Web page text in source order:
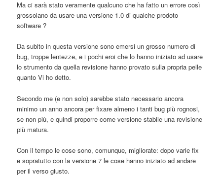
Ma ci sarà stato veramente qualcuno che ha fatto un errore così
grossolano da usare una versione 1.0 di qualche prodoto
software ?
Da subito in questa versione sono emersi un grosso numero di
bug, troppe lentezze, e i pochi eroi che lo hanno iniziato ad usare
lo strumento da quella revisione hanno provato sulla propria pelle
quanto Vi ho detto.
Secondo me (e non solo) sarebbe stato necessario ancora
minimo un anno ancora per fixare almeno i tanti bug più rognosi,
se non più, e quindi proporre come versione stabile una revisione
più matura.
Con il tempo le cose sono, comunque, migliorate: dopo varie fix
e sopratutto con la versione 7 le cose hanno iniziato ad andare
per il verso giusto.